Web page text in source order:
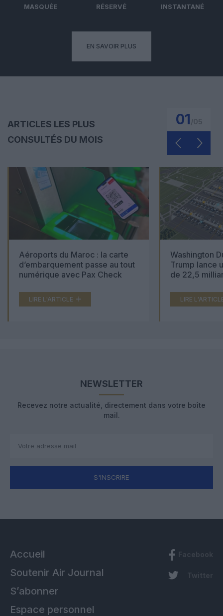
MASQUÉE
RÉSERVÉ
INSTANTANÉ
EN SAVOIR PLUS
ARTICLES LES PLUS
CONSULTÉS DU MOIS
01
Aéroports du Maroc : la carte
d’embarquement passe au tout
numérique avec Pax Check
LIRE L'ARTICLE
Washington
Trump lance
de 22,5
LIRE
NEWSLETTER
Recevez notre actualité, directement dans votre boîte
mail.
S'INSCRIRE
Accueil
Soutenir Air Journal
S’abonner
Espace personnel